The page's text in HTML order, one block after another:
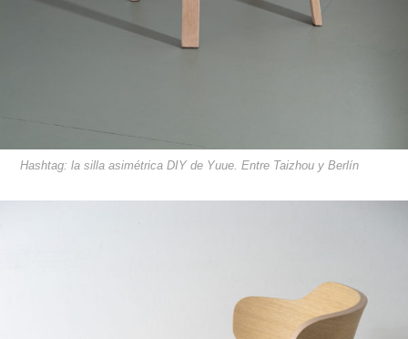
Hashtag: la silla asimétrica DIY de Yuue. Entre Taizhou y Berlín